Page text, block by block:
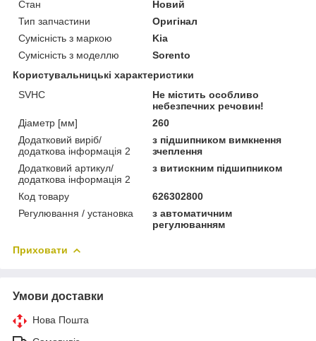
Стан
Новий
Тип запчастини
Оригінал
Сумісність з маркою
Kia
Сумісність з моделлю
Sorento
Користувальницькі характеристики
SVHC
Не містить особливо
небезпечних речовин!
Діаметр [мм]
260
Додатковий виріб/
додаткова інформація 2
з підшипником вимкнення
зчеплення
Додатковий артикул/
додаткова інформація 2
з витискним підшипником
Код товару
626302800
Регулювання / установка
з автоматичним
регулюванням
Приховати
Умови доставки
Нова Пошта